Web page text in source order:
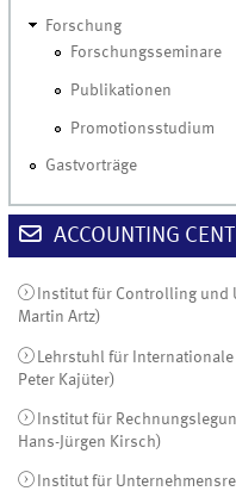
Forschung
Forschungsseminare
Publikationen
Promotionsstudium
Gastvorträge
ACCOUNTING
Institut für Controlling und
Martin Artz)
Lehrstuhl für
Peter Kajüter)
Institut für
Hans-Jürgen Kirsch)
Institut für